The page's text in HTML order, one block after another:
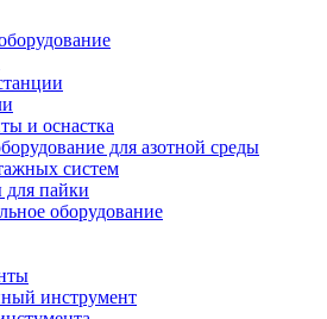
и оснастка
для азотной среды
систем
пайки
оборудование
инструмент